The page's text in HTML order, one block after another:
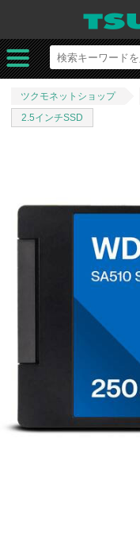
ツクモネットショップ
2.5インチSSD